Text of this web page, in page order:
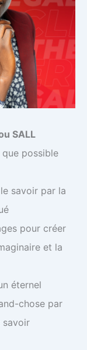
SALL
que possible
savoir par la
pour créer
et la
éternel
chose par
savoir